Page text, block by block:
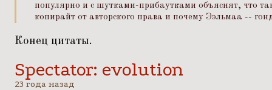
популярно и с шутками-прибаутками объяснят, что
копирайт от авторского права и почему Ээльмаа --
Конец цитаты.
Spectator: evolution
23 года назад